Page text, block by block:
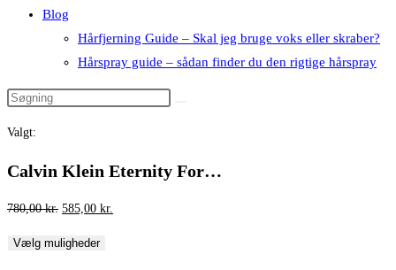
Blog
Hårfjerning Guide – Skal jeg bruge voks eller skraber?
Hårspray guide – sådan finder du den rigtige hårspray
Valgt:
Calvin Klein Eternity For…
780,00kr. Den
pris
585,00 kr.
Vælg muligheder